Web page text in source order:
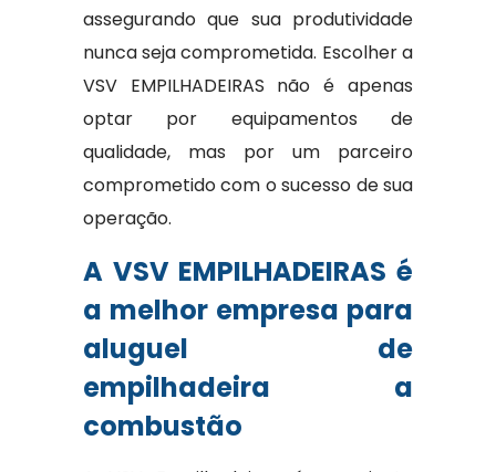
assegurando que sua produtividade
nunca seja comprometida. Escolher a
VSV EMPILHADEIRAS não é apenas
optar por equipamentos de
qualidade, mas por um parceiro
comprometido com o sucesso de sua
operação.
A VSV EMPILHADEIRAS é
a melhor empresa para
aluguel de
empilhadeira a
combustão